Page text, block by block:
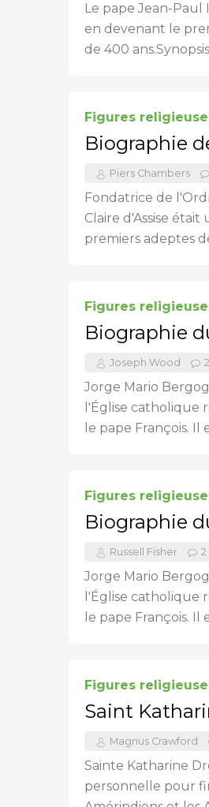
Le pape Jean-Paul
en devenant le
de 400
Figures
Biographie
Piers Chambers
Fondatrice de
Claire d'Assise
premiers adeptes
Figures
Biographie
Joseph Wood 2
Jorge Mario
l'Église catholique
le pape François. Il
Figures
Biographie
Russell Fisher 2
Jorge Mario
l'Église catholique
le pape François. Il
Figures
Saint
Magnus Crawford
Sainte Katharine
personnelle pour